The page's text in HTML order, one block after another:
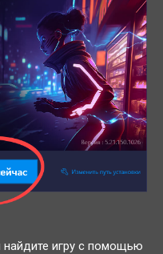
найдите игру с помощью